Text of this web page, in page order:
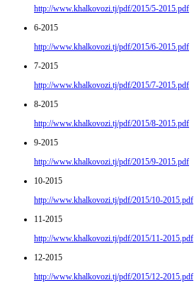
http://www.khalkovozi.tj/pdf/2015/5-2015.pdf
6-2015
http://www.khalkovozi.tj/pdf/2015/6-2015.pdf
7-2015
http://www.khalkovozi.tj/pdf/2015/7-2015.pdf
8-2015
http://www.khalkovozi.tj/pdf/2015/8-2015.pdf
9-2015
http://www.khalkovozi.tj/pdf/2015/9-2015.pdf
10-2015
http://www.khalkovozi.tj/pdf/2015/10-2015.pdf
11-2015
http://www.khalkovozi.tj/pdf/2015/11-2015.pdf
12-2015
http://www.khalkovozi.tj/pdf/2015/12-2015.pdf